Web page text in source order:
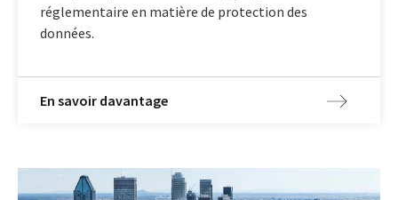
réglementaire en matière de protection des
données.
En savoir davantage